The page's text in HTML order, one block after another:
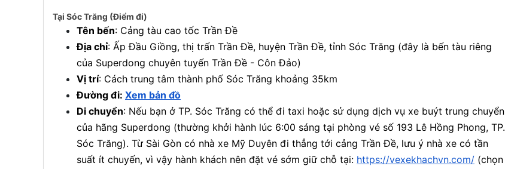
Tại Sóc Trăng (Điểm đi)
Tên bến: Cảng tàu cao tốc Trần Đề
Địa chỉ: Ấp Đầu Giồng, thị trấn Trần Đề, huyện Trần Đề, tỉnh Sóc Trăng (đây là bến tàu riêng
của Superdong chuyên tuyến Trần Đề - Côn Đảo)
Vị trí: Cách trung tâm thành phố Sóc Trăng khoảng 35km
Đường đi: Xem bản đồ
Di chuyển: Nếu bạn ở TP. Sóc Trăng có thể đi taxi hoặc sử dụng dịch vụ xe buýt trung chuyển
của hãng Superdong (thường khởi hành lúc 6:00 sáng tại phòng vé số 193 Lê Hồng Phong, TP.
Sóc Trăng). Từ Sài Gòn có nhà xe Mỹ Duyên đi thẳng tới cảng Trần Đề, lưu ý nhà xe có tần
suất ít chuyến, vì vậy hành khách nên đặt vé sớm giữ chỗ tại: https://vexekhachvn.com/ (chọn